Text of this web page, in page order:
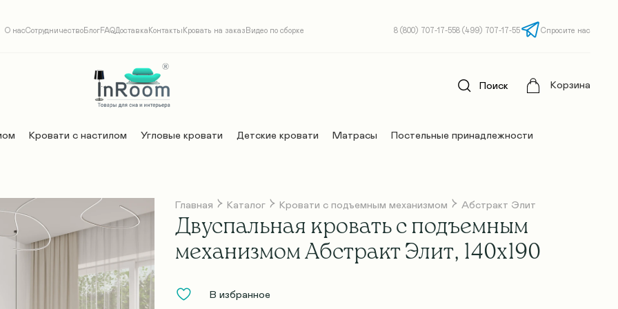
О насСотрудничествоБлогFAQДоставка Контакты Кровать на заказ Видео по сборке 8 (800) 707-17-558 (499) 707-17-55 Спросите нас
Поиск Корзина
Кровати с настилом Угловые кровати Детские кровати Матрасы Постельные принадлежности
Главная Каталог Кровати с подъемным механизмом Абстракт Элит
Двуспальная кровать с подъемным
механизмом Абстракт Элит, 140х190
В избранное